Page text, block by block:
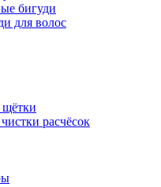
бигуди
для волос
щётки
расчёсок